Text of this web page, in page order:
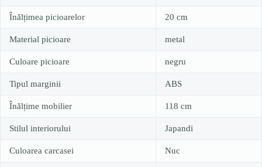
Înălțimea picioarelor 20 cm
Material picioare metal
Culoare picioare negru
Tipul marginii ABS
Înălțime mobilier 118 cm
Stilul interiorului Japandi
Culoarea carcasei Nuc